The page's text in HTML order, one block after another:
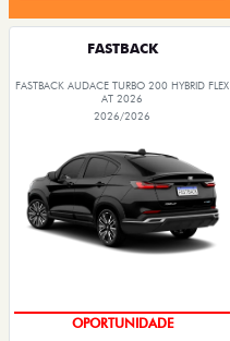
FASTBACK
FASTBACK AUDACE TURBO 200 HYBRID FLEX
AT 2026
2026/2026
OPORTUNIDADE